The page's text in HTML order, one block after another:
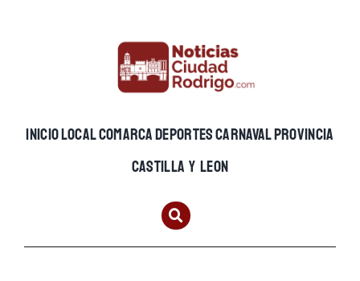
INICIOLOCALCOMARCADEPORTESCARNAVALPROVINCIA
CASTILLA Y LEON